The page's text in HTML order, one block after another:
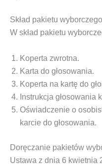
Skład pakietu wyborczego
W skład pakie­tu
Koper­ta zwrotna.
Kar­ta do głosowania.
Koper­ta na kar­tę do
Instruk­cja gło­so­wa­nia
Oświad­cze­nie o
kar­cie do głosowania.
Doręczanie pakietów
Usta­wa z dnia 6 kwiet­nia